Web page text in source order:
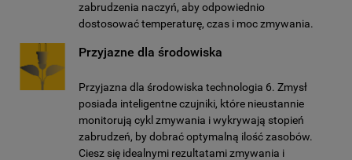
zabrudzenia naczyń, aby odpowiednio
dostosować temperaturę, czas i moc zmywania.
Przyjazne dla środowiska
Przyjazna dla środowiska technologia 6. Zmysł
posiada inteligentne czujniki, które nieustannie
monitorują cykl zmywania i wykrywają stopień
zabrudzeń, by dobrać optymalną ilość zasobów.
Ciesz się idealnymi rezultatami zmywania i